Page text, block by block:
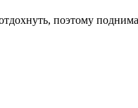
поэтому